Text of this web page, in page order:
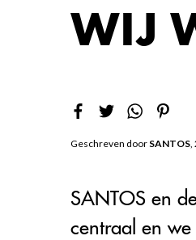
WIJ
Geschreven door SANTOS,
SANTOS en
centraal en